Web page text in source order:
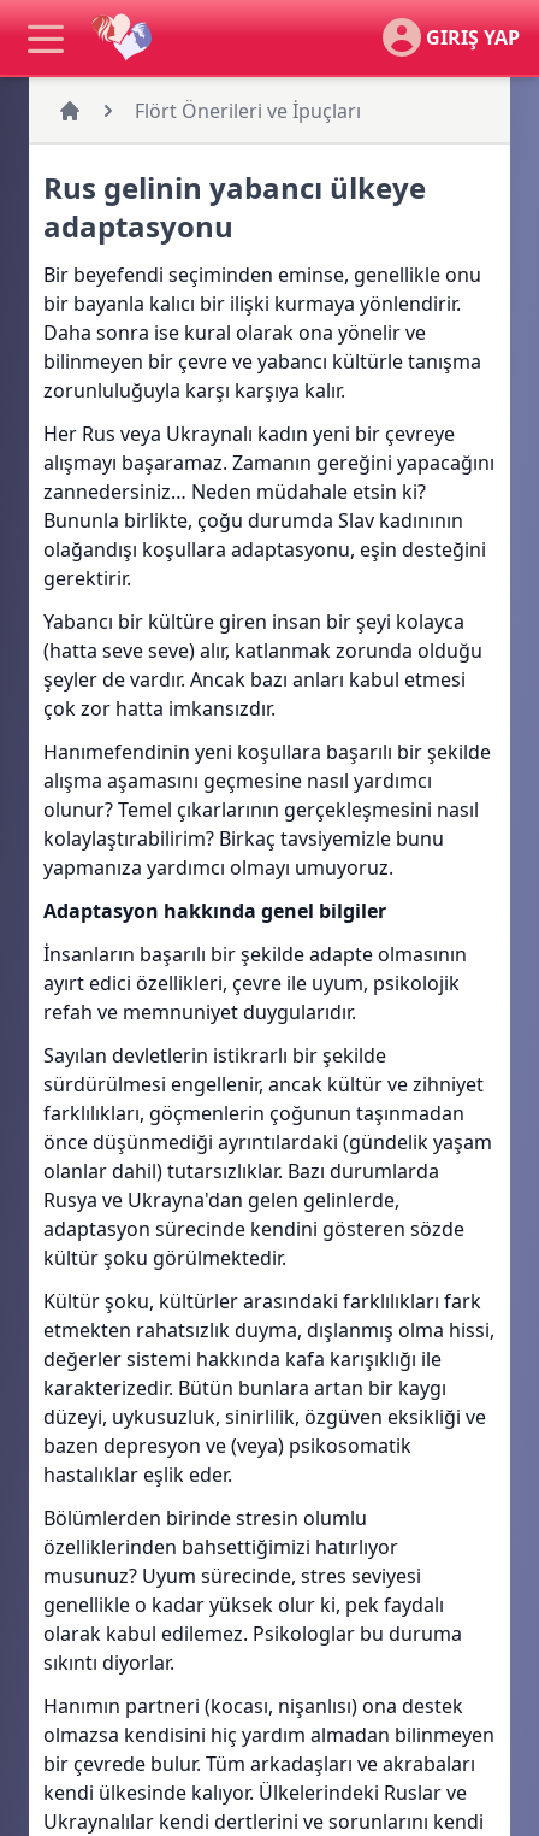
GIRIŞ YAP
Flört Önerileri ve İpuçları
Rus gelinin yabancı ülkeye
adaptasyonu
Bir beyefendi seçiminden eminse, genellikle onu
bir bayanla kalıcı bir ilişki kurmaya yönlendirir.
Daha sonra ise kural olarak ona yönelir ve
bilinmeyen bir çevre ve yabancı kültürle tanışma
zorunluluğuyla karşı karşıya kalır.
Her Rus veya Ukraynalı kadın yeni bir çevreye
alışmayı başaramaz. Zamanın gereğini yapacağını
zannedersiniz… Neden müdahale etsin ki?
Bununla birlikte, çoğu durumda Slav kadınının
olağandışı koşullara adaptasyonu, eşin desteğini
gerektirir.
Yabancı bir kültüre giren insan bir şeyi kolayca
(hatta seve seve) alır, katlanmak zorunda olduğu
şeyler de vardır. Ancak bazı anları kabul etmesi
çok zor hatta imkansızdır.
Hanımefendinin yeni koşullara başarılı bir şekilde
alışma aşamasını geçmesine nasıl yardımcı
olunur? Temel çıkarlarının gerçekleşmesini nasıl
kolaylaştırabilirim? Birkaç tavsiyemizle bunu
yapmanıza yardımcı olmayı umuyoruz.
Adaptasyon hakkında genel bilgiler
İnsanların başarılı bir şekilde adapte olmasının
ayırt edici özellikleri, çevre ile uyum, psikolojik
refah ve memnuniyet duygularıdır.
Sayılan devletlerin istikrarlı bir şekilde
sürdürülmesi engellenir, ancak kültür ve zihniyet
farklılıkları, göçmenlerin çoğunun taşınmadan
önce düşünmediği ayrıntılardaki (gündelik yaşam
olanlar dahil) tutarsızlıklar. Bazı durumlarda
Rusya ve Ukrayna'dan gelen gelinlerde,
adaptasyon sürecinde kendini gösteren sözde
kültür şoku görülmektedir.
Kültür şoku, kültürler arasındaki farklılıkları fark
etmekten rahatsızlık duyma, dışlanmış olma hissi,
değerler sistemi hakkında kafa karışıklığı ile
karakterizedir. Bütün bunlara artan bir kaygı
düzeyi, uykusuzluk, sinirlilik, özgüven eksikliği ve
bazen depresyon ve (veya) psikosomatik
hastalıklar eşlik eder.
Bölümlerden birinde stresin olumlu
özelliklerinden bahsettiğimizi hatırlıyor
musunuz? Uyum sürecinde, stres seviyesi
genellikle o kadar yüksek olur ki, pek faydalı
olarak kabul edilemez. Psikologlar bu duruma
sıkıntı diyorlar.
Hanımın partneri (kocası, nişanlısı) ona destek
olmazsa kendisini hiç yardım almadan bilinmeyen
bir çevrede bulur. Tüm arkadaşları ve akrabaları
kendi ülkesinde kalıyor. Ülkelerindeki Ruslar ve
Ukraynalılar kendi dertlerini ve sorunlarını kendi